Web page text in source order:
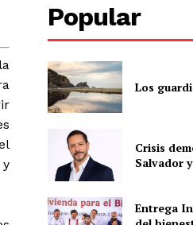
y
Popular
Los
Crisis
Salvador
Entrega